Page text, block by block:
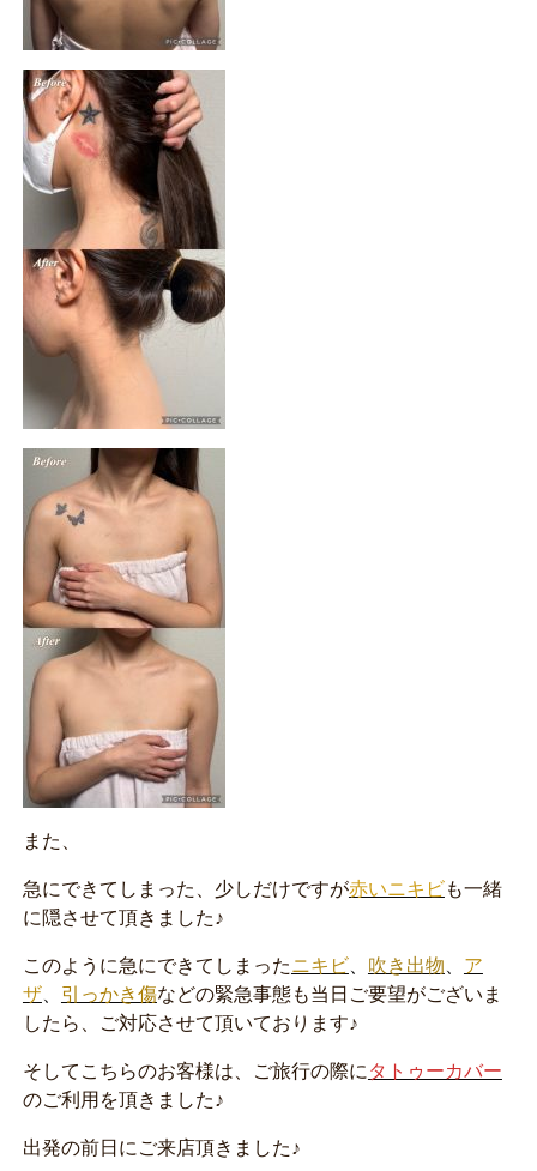
また、
急にできてしまった、少しだけですが赤いニキビも一緒
に隠させて頂きました♪
このように急にできてしまったニキビ、 吹き出物
ア
ザ、 引っかき傷などの緊急事態も当日ご要望がございま
したら、ご対応させて頂いております♪
そしてこちらのお客様は、ご旅行の際に タトゥーカバー
のご利用を頂きました♪
出発の前日にご来店頂きました♪